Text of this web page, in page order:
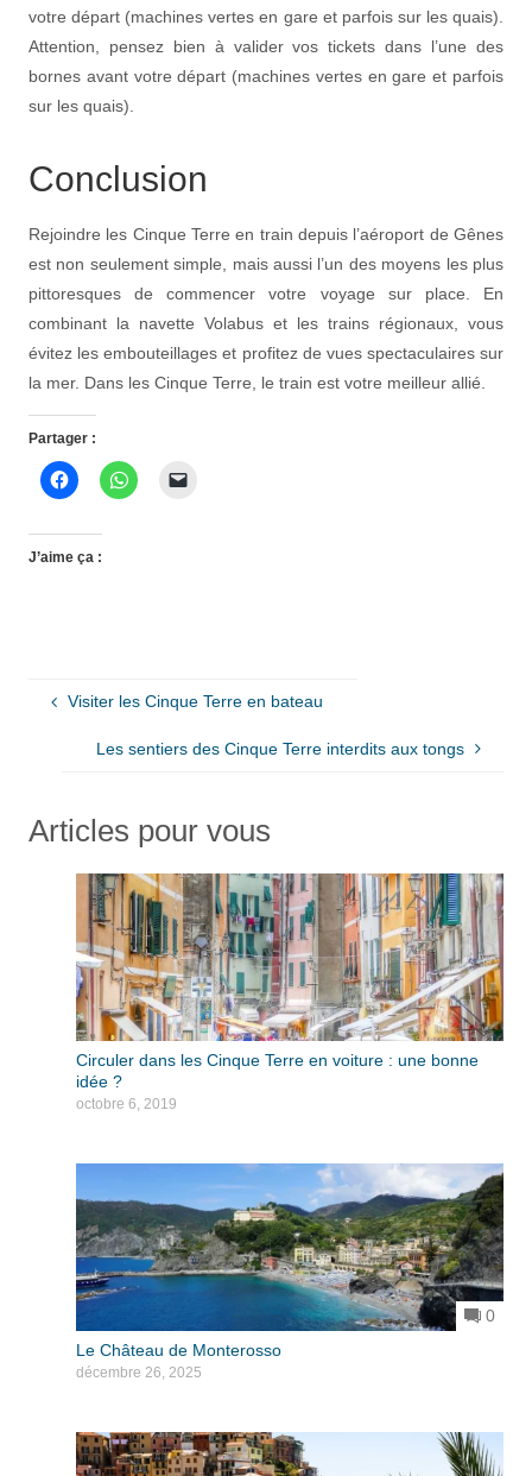
votre départ (machines vertes en gare et parfois sur les quais).
Attention, pensez bien à valider vos tickets dans l’une des
bornes avant votre départ (machines vertes en gare et parfois
sur les quais).
Conclusion
Rejoindre les Cinque Terre en train depuis l’aéroport de Gênes
est non seulement simple, mais aussi l’un des moyens les plus
pittoresques de commencer votre voyage sur place. En
combinant la navette Volabus et les trains régionaux, vous
évitez les embouteillages et profitez de vues spectaculaires sur
la mer. Dans les Cinque Terre, le train est votre meilleur allié.
Partager :
J’aime ça :
Visiter les Cinque Terre en bateau
Les sentiers des Cinque Terre interdits aux tongs
Articles pour vous
Circuler dans les Cinque Terre en voiture : une bonne
idée ?
octobre 6, 2019
0
Le Château de Monterosso
décembre 26, 2025